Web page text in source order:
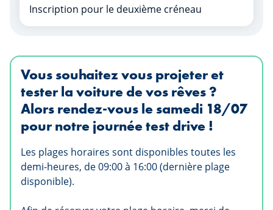
Inscription pour le deuxième créneau
Vous souhaitez vous projeter et
tester la voiture de vos rêves ?
Alors rendez-vous le samedi 18/07
pour notre journée test drive !
Les plages horaires sont disponibles toutes les
demi-heures, de 09:00 à 16:00 (dernière plage
disponible).